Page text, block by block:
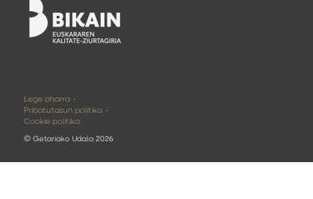
Lege oharra
Pribatutasun politika
Cookie politika
©Getariako Udala 2026